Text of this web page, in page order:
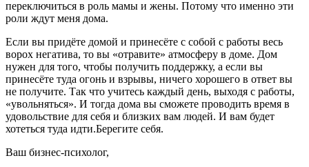
переключиться в роль мамы и жены. Потому что именно эти
роли ждут меня дома.
Если вы придёте домой и принесёте с собой с работы весь
ворох негатива, то вы «отравите» атмосферу в доме. Дом
нужен для того, чтобы получить поддержку, а если вы
принесёте туда огонь и взрывы, ничего хорошего в ответ вы
не получите. Так что учитесь каждый день, выходя с работы,
«увольняться». И тогда дома вы сможете проводить время в
удовольствие для себя и близких вам людей. И вам будет
хотеться туда идти.Берегите себя.
Ваш бизнес-психолог,